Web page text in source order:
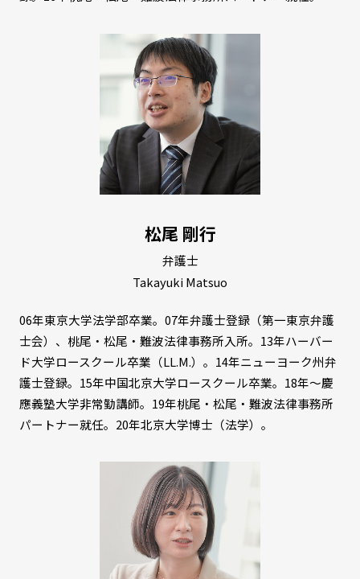
松尾 剛行
弁護士
Takayuki Matsuo
06年東京大学法学部卒業。07年弁護士登録（第一東京弁護
士会）、桃尾・松尾・難波法律事務所入所。13年ハーバー
ド大学ロースクール卒業（LL.M.）。14年ニューヨーク州弁
護士登録。15年中国北京大学ロースクール卒業。18年～慶
應義塾大学非常勤講師。19年桃尾・松尾・難波法律事務所
パートナー就任。20年北京大学博士（法学）。